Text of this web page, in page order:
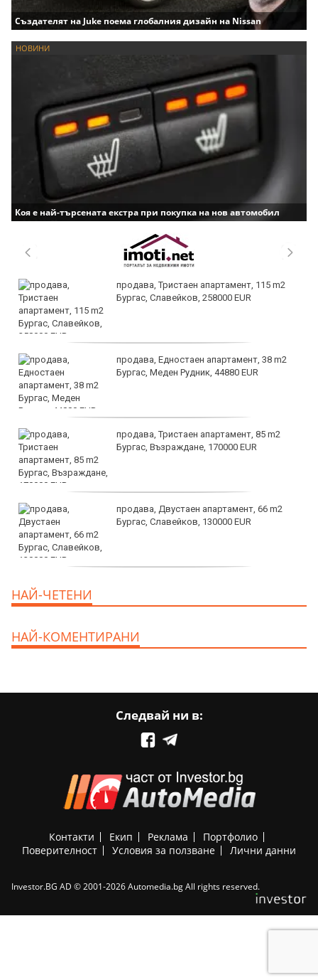
Създателят на Juke поема глобалния дизайн на Nissan
НОВИНИ
Коя е най-търсената екстра при покупка на нов автомобил
продава, Тристаен апартамент, 115 m2
Бургас, Славейков, 258000 EUR
продава, Едностаен апартамент, 38 m2
Бургас, Меден Рудник, 44880 EUR
продава, Тристаен апартамент, 85 m2
Бургас, Възраждане, 170000 EUR
продава, Двустаен апартамент, 66 m2
Бургас, Славейков, 130000 EUR
НАЙ-ЧЕТЕНИ
НАЙ-КОМЕНТИРАНИ
Следвай ни в:
Контакти Екип Реклама
Портфолио
Поверителност
Условия за ползване Лични данни
Investor.BG AD © 2001-2026 Automedia.bg All rights reserved.